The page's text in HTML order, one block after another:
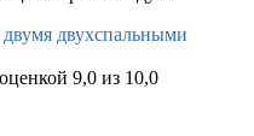
двухспальными
9,0 из 10,0